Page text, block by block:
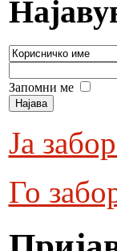
Запомни ме
Ја
Го